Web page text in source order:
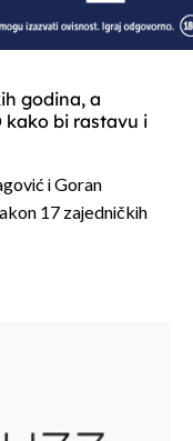
godina, a
kako bi rastavu i
i Goran
17 zajedničkih